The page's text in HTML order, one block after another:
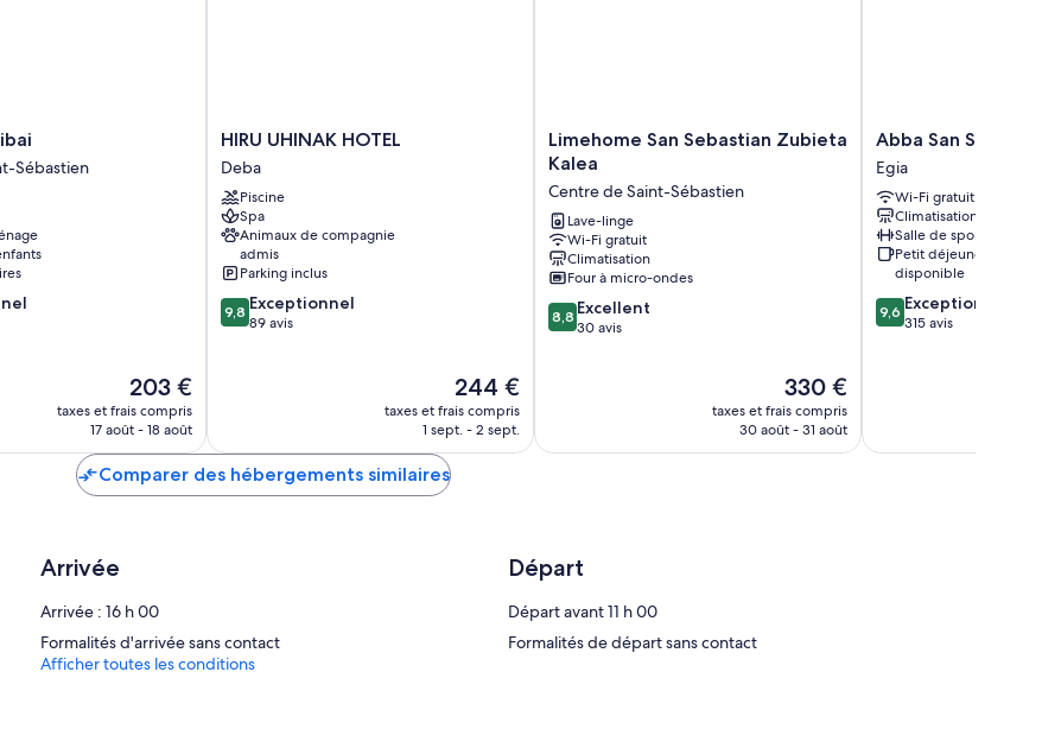
Sébastien
Le
nouveau
prix
de
203 €
203 €
taxes et frais compris
17 août - 18 août
HIRU
UHINAK
HOTEL
Deba
HIRU UHINAK HOTEL
Deba
Piscine
Spa
Animaux de compagnie
admis
Parking inclus
9.8
sur
9,8 Exceptionnel
89 avis
Le
nouveau
prix
244 €
taxes et frais compris
1 sept. - 2 sept.
Limehome
San
Zubieta
Kalea
Centre
de
Saint-
Sébastien
Limehome San Sebastian Zubieta
Kalea
Centre de Saint-Sébastien
Lave-linge
Wi-Fi gratuit
Climatisation
Four à micro-ondes
8.8
sur
8,8 Excellent
30 avis
Le
nouveau
prix
330 €
taxes et frais compris
30 août - 31 août
Abba
San
Sebastián
Hotel
Egia
Abba San Sebastián
Egia
Wi-Fi gratuit
Climatisation
Salle de sport
Petit déjeuner
disponible
9.6
sur
9,6 Exceptionnel
315 avis
Comparer des hébergements similaires
Arrivée
Arrivée : 16 h 00
Formalités d'arrivée sans contact
Départ
Départ avant 11 h 00
Formalités de départ sans contact
Afficher toutes les conditions